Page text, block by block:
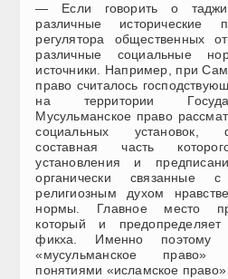
— Если говорить о
различные исторические
регулятора общественных
различные социальные
источники. Например, при
право считалось
на территории
Мусульманское право
социальных установок,
составная часть
установления и
органически связанные
религиозным духом
нормы. Главное место
который и
фикха. Именно поэтому
«мусульманское право»
понятиями «исламское